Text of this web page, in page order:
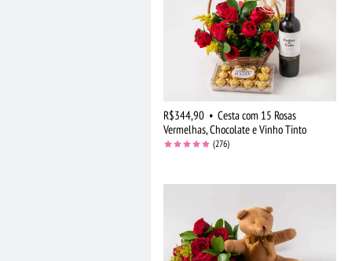
R$344,90 • Cesta com 15 Rosas
Vermelhas, Chocolate e Vinho Tinto
(276)